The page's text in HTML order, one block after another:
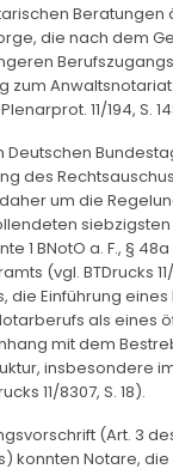
Beratungen
die nach dem
zum
11/194, S.
Deutschen
des
um die
1 BNotO a. F., §
(vgl. BTDrucks
die Einführung
als eines
mit dem
insbesondere
11/8307, S. 18).
(Art. 3
konnten Notare,